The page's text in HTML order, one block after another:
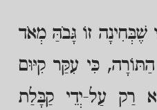
זוֹ גָּבֹהַּ מְאֹד
כִּי עִקַּר קִיּוּם
רַק עַל-יְדֵי קַבָּלַת